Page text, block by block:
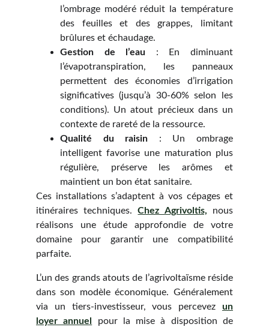
l’ombrage modéré réduit la température
des feuilles et des grappes, limitant
brûlures et échaudage.
Gestion de l’eau : En diminuant
l’évapotranspiration, les panneaux
permettent des économies d’irrigation
significatives (jusqu’à 30-60% selon les
conditions). Un atout précieux dans un
contexte de rareté de la ressource.
Qualité du raisin : Un ombrage
intelligent favorise une maturation plus
régulière, préserve les arômes et
maintient un bon état sanitaire.
Ces installations s’adaptent à vos cépages et
itinéraires techniques.Chez Agrivoltis, nous
réalisons une étude approfondie de votre
domaine pour garantir une compatibilité
parfaite.
L’un des grands atouts de l’agrivoltaïsme réside
dans son modèle économique. Généralement
via un tiers-investisseur, vous percevez un
loyer annuel
pour la mise à disposition de